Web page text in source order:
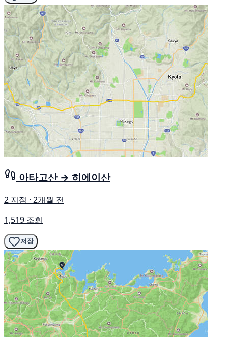
아타고산 → 히에이산
2 지점 · 2개월 전
1,519 조회
저장